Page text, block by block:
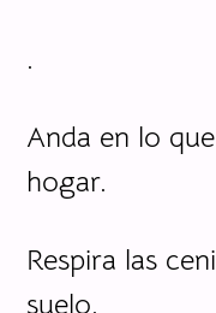
.
Anda en lo
hogar.
Respira las
suelo.